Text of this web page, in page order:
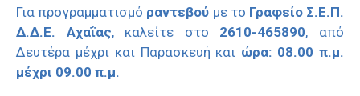
Για προγραμματισμό ραντεβού με το Γραφείο Σ.Ε.Π.
Δ.Δ.Ε. Αχαΐας, καλείτε στο 2610-465890, από
Δευτέρα μέχρι και Παρασκευή και ώρα: 08.00 π.μ.
μέχρι 09.00 π.μ.